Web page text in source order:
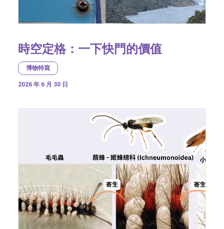
時空定格：一下快門的價值
博物特寫
2026 年 6 月 30 日